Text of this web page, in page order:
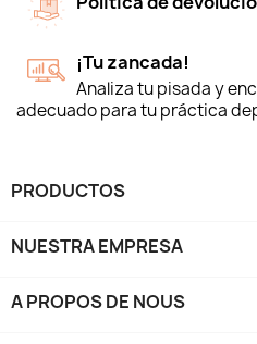
¡Tu zancada!
Analiza tu pisada y
adecuado para tu práctica
PRODUCTOS
NUESTRA EMPRESA
A PROPOS DE NOUS